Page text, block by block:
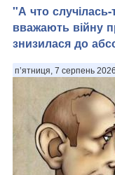
"А что случілась-
вважають війну
знизилася до
п’ятниця, 7 серпень